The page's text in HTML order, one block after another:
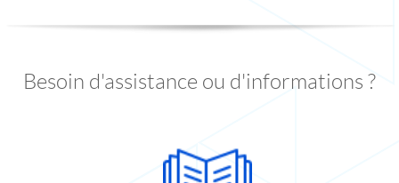
Besoin d'assistance ou d'informations ?